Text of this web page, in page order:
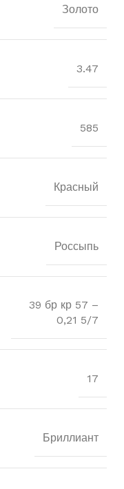
Золото
3.47
585
Красный
Россыпь
39 бр кр 57 –
0,21 5/7
17
Бриллиант